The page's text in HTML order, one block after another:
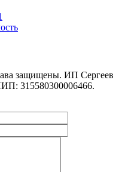
защищены. ИП Сергеев
315580300006466.